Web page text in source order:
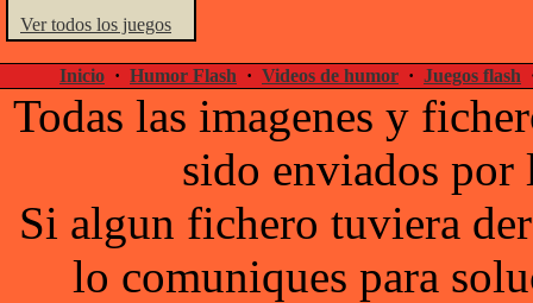
Ver todos los juegos
Inicio · Humor Flash · Videos de humor · Juegos flash
Todas las imagenes y
sido enviados por
Si algun fichero tuviera
lo comuniques para